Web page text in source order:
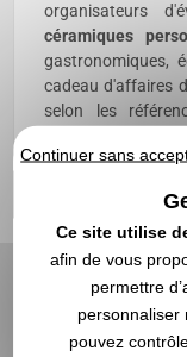
organisateurs
céramiques
gastronomiques,
cadeau d'affaires
selon les
sérigraphie ou
valeur votre logo
permet de
bénéficier de
de répondre aux
ou de
professionnels
une large
personnalisés
Continuer sans
Ce site utilise
afin de vous
permettre
personnaliser
pouvez